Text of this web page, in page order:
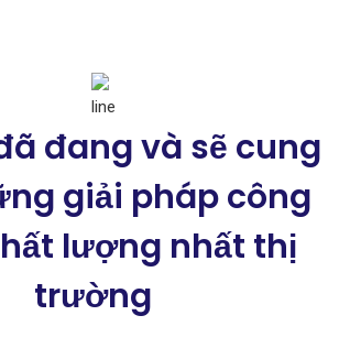
đang và sẽ cung
giải pháp công
lượng nhất thị
trường